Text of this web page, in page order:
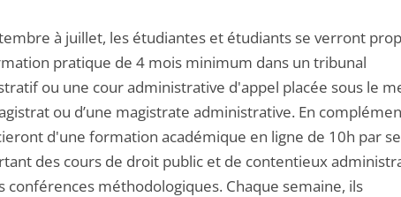
à juillet, les étudiantes et étudiants se verront
pratique de 4 mois minimum dans un tribunal
ou une cour administrative d'appel placée sous le
ou d’une magistrate administrative. En
d'une formation académique en ligne de 10h par
des cours de droit public et de contentieux
conférences méthodologiques. Chaque semaine, ils